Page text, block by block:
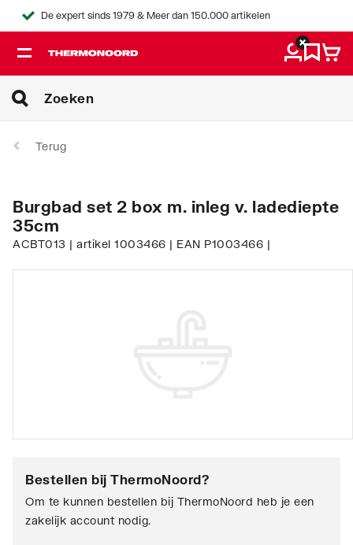
De expert sinds 1979 & Meer dan 150.000 artikelen
Terug
Burgbad set 2 box m. inleg v. ladediepte
35cm
ACBT013 | artikel 1003466 | EAN P1003466 |
Bestellen bij ThermoNoord?
Om te kunnen bestellen bij ThermoNoord heb je een
zakelijk account nodig.